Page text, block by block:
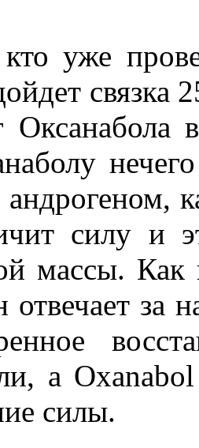
уже
связка
силу и
массы. Как
отвечает за
а
силы.